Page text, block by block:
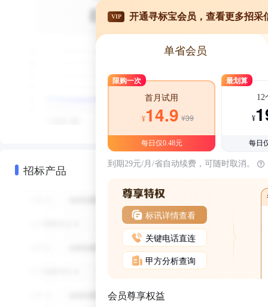
招标产品
VIP 开通寻标宝会员，查看更多招采
单省会员
限购一次
首月试用
¥14.9 ¥39
每日仅0.48元
最划算
12
¥
每日
到期29元/月/省自动续费，可随时取消。
标讯详情查看
关键电话直连
甲方分析查询
会员尊享权益